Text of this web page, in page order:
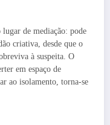
lugar de mediação: pode
criativa, desde que o
à suspeita. O
em espaço de
ao isolamento, torna-se